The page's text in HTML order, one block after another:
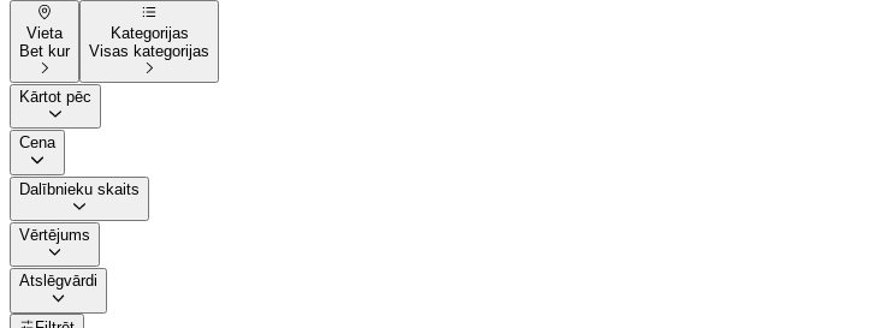
Vieta
Bet kur
Kategorijas
Visas kategorijas
Kārtot pēc
Cena
Dalībnieku skaits
Vērtējums
Atslēgvārdi